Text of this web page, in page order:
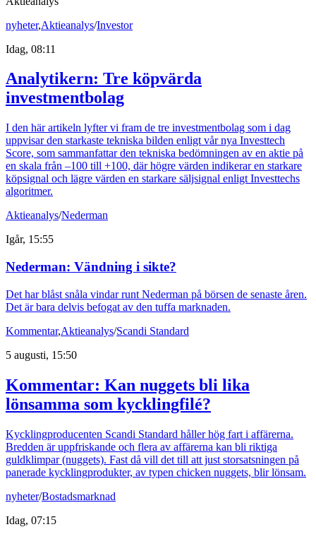
nyheter,Aktieanalys/Investor
Idag, 08:11
Analytikern: Tre köpvärda
investmentbolag
I den här artikeln lyfter vi fram de tre investmentbolag som i dag
uppvisar den starkaste tekniska bilden enligt vår nya Investtech
Score, som sammanfattar den tekniska bedömningen av en aktie på
en skala från –100 till +100, där högre värden indikerar en starkare
köpsignal och lägre värden en starkare säljsignal enligt Investtechs
algoritmer.
Aktieanalys/Nederman
Igår, 15:55
Nederman: Vändning i sikte?
Det har blåst snåla vindar runt Nederman på börsen de senaste åren.
Det är bara delvis befogat av den tuffa marknaden.
Kommentar,Aktieanalys/Scandi Standard
5 augusti, 15:50
Kommentar: Kan nuggets bli lika
lönsamma som kycklingfilé?
Kycklingproducenten Scandi Standard håller hög fart i affärerna.
Bredden är uppfriskande och flera av affärerna kan bli riktiga
guldklimpar (nuggets). Fast då vill det till att just storsatsningen på
panerade kycklingprodukter, av typen chicken nuggets, blir lönsam.
nyheter/Bostadsmarknad
Idag, 07:15